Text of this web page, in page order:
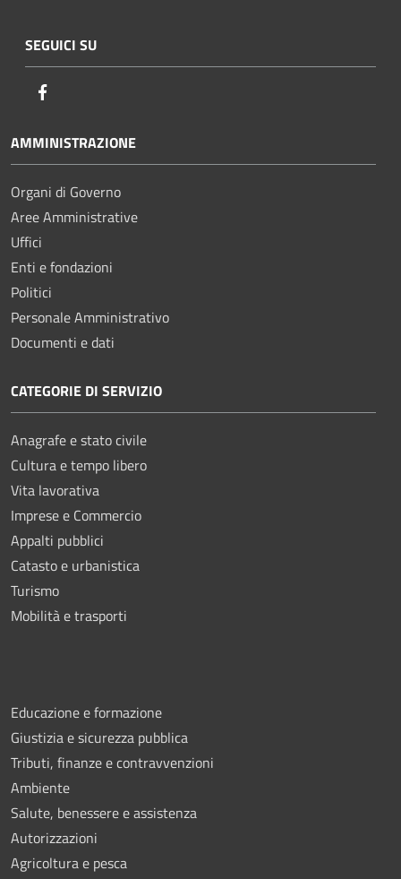
SEGUICI SU
AMMINISTRAZIONE
Organi di Governo
Aree Amministrative
Uffici
Enti e fondazioni
Politici
Personale Amministrativo
Documenti e dati
CATEGORIE DI SERVIZIO
Anagrafe e stato civile
Cultura e tempo libero
Vita lavorativa
Imprese e Commercio
Appalti pubblici
Catasto e urbanistica
Turismo
Mobilità e trasporti
Educazione e formazione
Giustizia e sicurezza pubblica
Tributi, finanze e contravvenzioni
Ambiente
Salute, benessere e assistenza
Autorizzazioni
Agricoltura e pesca